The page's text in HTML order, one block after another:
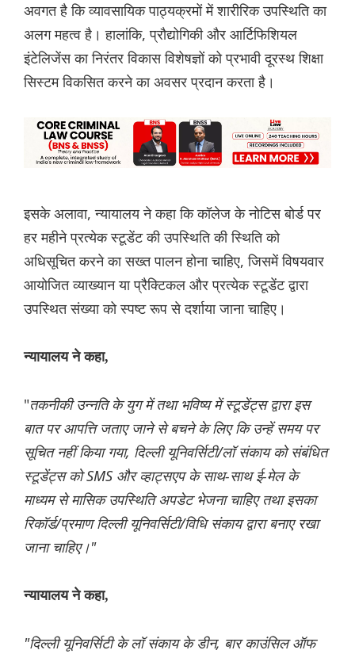
अवगत है कि व्यावसायिक पाठ्यक्रमों में शारीरिक उपस्थिति का
अलग महत्व है। हालांकि, प्रौद्योगिकी और आर्टिफिशियल
इंटेलिजेंस का निरंतर विकास विशेषज्ञों को प्रभावी दूरस्थ शिक्षा
सिस्टम विकसित करने का अवसर प्रदान करता है।
इसके अलावा, न्यायालय ने कहा कि कॉलेज के नोटिस बोर्ड पर
हर महीने प्रत्येक स्टूडेंट की उपस्थिति की स्थिति को
अधिसूचित करने का सख्त पालन होना चाहिए, जिसमें विषयवार
आयोजित व्याख्यान या प्रैक्टिकल और प्रत्येक स्टूडेंट द्वारा
उपस्थित संख्या को स्पष्ट रूप से दर्शाया जाना चाहिए।
न्यायालय ने कहा,
"तकनीकी उन्नति के युग में तथा भविष्य में स्टूडेंट्स द्वारा इस
बात पर आपत्ति जताए जाने से बचने के लिए कि उन्हें समय पर
सूचित नहीं किया गया, दिल्ली यूनिवर्सिटी/लॉ संकाय को संबंधित
स्टूडेंट्स को SMS और व्हाट्सएप के साथ-साथ ई-मेल के
माध्यम से मासिक उपस्थिति अपडेट भेजना चाहिए तथा इसका
रिकॉर्ड/प्रमाण दिल्ली यूनिवर्सिटी/विधि संकाय द्वारा बनाए रखा
जाना चाहिए।"
न्यायालय ने कहा,
"दिल्ली यूनिवर्सिटी के लॉ संकाय के डीन, बार काउंसिल ऑफ